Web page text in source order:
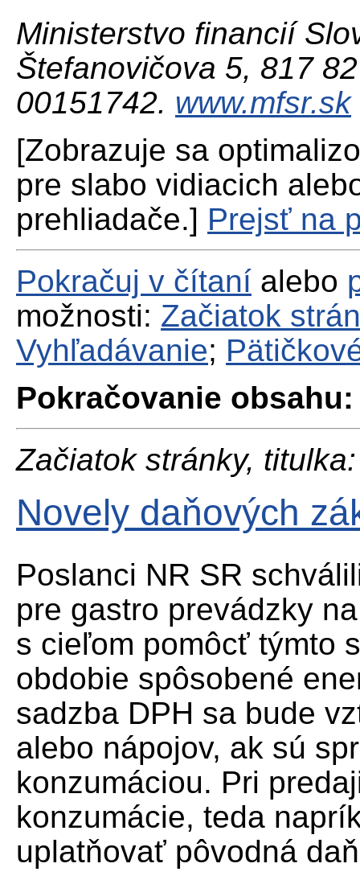
Ministerstvo financií
Štefanovičova 5, 817
00151742. www.mfsr.sk
[Zobrazuje sa
pre slabo vidiacich
prehliadače.] Prejsť na
Pokračuj v čítaní alebo
možnosti: Začiatok
Vyhľadávanie;
Pokračovanie obsahu:
Začiatok stránky, titulka:
Novely daňových
Poslanci NR SR
pre gastro prevádzky
s cieľom pomôcť týmto
obdobie spôsobené
sadzba DPH sa bude
alebo nápojov, ak sú
konzumáciou. Pri
konzumácie, teda
uplatňovať pôvodná